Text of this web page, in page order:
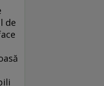
de